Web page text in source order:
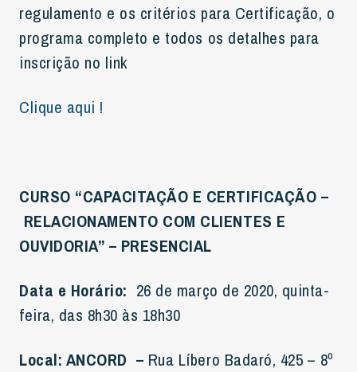
regulamento e os critérios para Certificação, o
programa completo e todos os detalhes para
inscrição no link
Clique aqui !
CURSO “CAPACITAÇÃO E CERTIFICAÇÃO –
RELACIONAMENTO COM CLIENTES E
OUVIDORIA” – PRESENCIAL
Data e Horário: 26 de março de 2020, quinta-
feira, das 8h30 às 18h30
Local: ANCORD – Rua Líbero Badaró, 425 – 8º